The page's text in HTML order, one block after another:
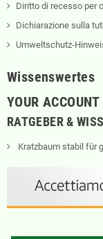
Diritto di recesso per
Dichiarazione sulla
Umweltschutz-
Wissenswertes
YOUR ACCOUNT
RATGEBER &
Kratzbaum stabil für